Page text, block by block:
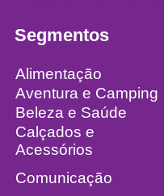
Segmentos
Alimentação
Aventura e Camping
Beleza e Saúde
Calçados e
Acessórios
Comunicação